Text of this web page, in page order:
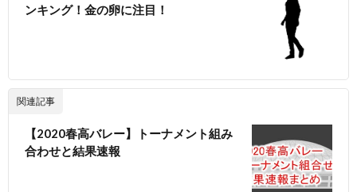
ンキング！金の卵に注目！
関連記事
【2020春高バレー】トーナメント組み
合わせと結果速報